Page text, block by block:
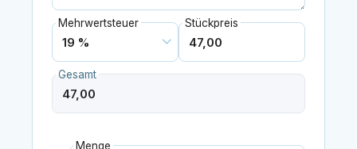
Mehrwertsteuer Stückpreis
Gesamt
Menge